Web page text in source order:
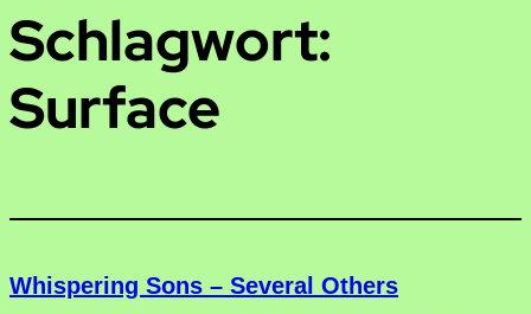
Schlagwort:
Surface
Whispering Sons – Several Others